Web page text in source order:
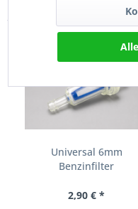
Universal 6mm
Benzinfilter
2,90 € *